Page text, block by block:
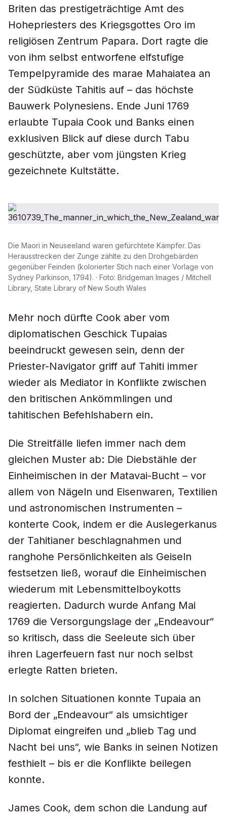
Briten das prestigeträchtige Amt des
Hohepriesters des Kriegsgottes Oro im
religiösen Zentrum Papara. Dort ragte die
von ihm selbst entworfene elfstufige
Tempelpyramide des marae Mahaiatea an
der Südküste Tahitis auf – das höchste
Bauwerk Polynesiens. Ende Juni 1769
erlaubte Tupaia Cook und Banks einen
exklusiven Blick auf diese durch Tabu
geschützte, aber vom jüngsten Krieg
gezeichnete Kultstätte.
Die Maori in Neuseeland waren gefürchtete Kämpfer. Das
Herausstrecken der Zunge zählte zu den Drohgebärden
gegenüber Feinden (kolorierter Stich nach einer Vorlage von
Sydney Parkinson, 1794). · Foto: Bridgeman Images / Mitchell
Library, State Library of New South Wales
Mehr noch dürfte Cook aber vom
diplomatischen Geschick Tupaias
beeindruckt gewesen sein, denn der
Priester-Navigator griff auf Tahiti immer
wieder als Mediator in Konflikte zwischen
den britischen Ankömmlingen und
tahitischen Befehlshabern ein.
Die Streitfälle liefen immer nach dem
gleichen Muster ab: Die Diebstähle der
Einheimischen in der Matavai-Bucht – vor
allem von Nägeln und Eisenwaren, Textilien
und astronomischen Instrumenten –
konterte Cook, indem er die Auslegerkanus
der Tahitianer beschlagnahmen und
ranghohe Persönlichkeiten als Geiseln
festsetzen ließ, worauf die Einheimischen
wiederum mit Lebensmittelboykotts
reagierten. Dadurch wurde Anfang Mai
1769 die Versorgungslage der „Endeavour“
so kritisch, dass die Seeleute sich über
ihren Lagerfeuern fast nur noch selbst
erlegte Ratten brieten.
In solchen Situationen konnte Tupaia an
Bord der „Endeavour“ als umsichtiger
Diplomat eingreifen und „blieb Tag und
Nacht bei uns“, wie Banks in seinen Notizen
festhielt – bis er die Konflikte beilegen
konnte.
James Cook, dem schon die Landung auf